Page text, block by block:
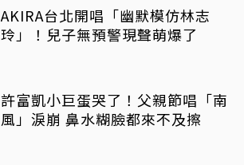
AKIRA台北開唱「幽默模仿林志
玲」！兒子無預警現聲萌爆了
許富凱小巨蛋哭了！父親節唱「南
風」淚崩 鼻水糊臉都來不及擦